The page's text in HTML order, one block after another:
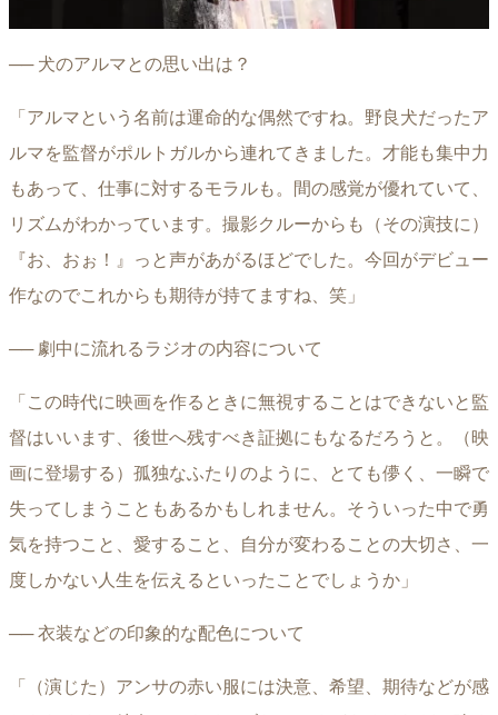
── 犬のアルマとの思い出は？
「アルマという名前は運命的な偶然ですね。野良犬だったア
ルマを監督がポルトガルから連れてきました。才能も集中力
もあって、仕事に対するモラルも。間の感覚が優れていて、
リズムがわかっています。撮影クルーからも（その演技に）
『お、おぉ！』っと声があがるほどでした。今回がデビュー
作なのでこれからも期待が持てますね、笑」
── 劇中に流れるラジオの内容について
「この時代に映画を作るときに無視することはできないと監
督はいいます、後世へ残すべき証拠にもなるだろうと。（映
画に登場する）孤独なふたりのように、とても儚く、一瞬で
失ってしまうこともあるかもしれません。そういった中で勇
気を持つこと、愛すること、自分が変わることの大切さ、一
度しかない人生を伝えるといったことでしょうか」
── 衣装などの印象的な配色について
「（演じた）アンサの赤い服には決意、希望、期待などが感